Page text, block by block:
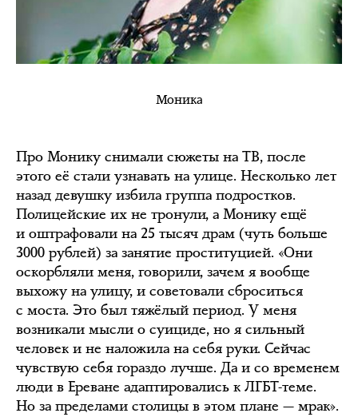
Моника
Про Монику снимали сюжеты на ТВ, после
этого её стали узнавать на улице. Несколько лет
назад девушку избила группа подростков.
Полицейские их не тронули, а Монику ещё
и оштрафовали на 25 тысяч драм (чуть больше
3000 рублей) за занятие проституцией. «Они
оскорбляли меня, говорили, зачем я вообще
выхожу на улицу, и советовали сброситься
с моста. Это был тяжёлый период. У меня
возникали мысли о суициде, но я сильный
человек и не наложила на себя руки. Сейчас
чувствую себя гораздо лучше. Да и со временем
люди в Ереване адаптировались к ЛГБТ-теме.
Но за пределами столицы в этом плане — мрак».